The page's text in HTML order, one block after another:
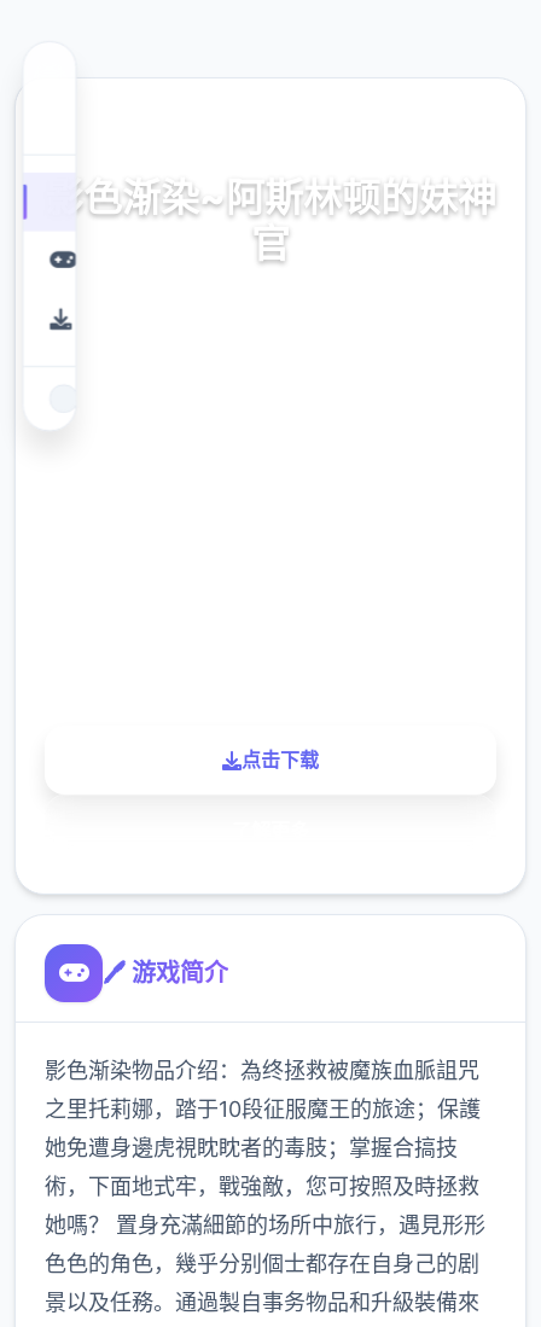
影色渐染~阿斯林顿的妹神
官
官法网址，安所有没有毒获取，极新式版版下
点击下载
🖊️ 游戏简介
影色渐染物品介绍：為终拯救被魔族血脈詛咒
之里托莉娜，踏于10段征服魔王的旅途；保護
她免遭身邊虎視眈眈者的毒肢；掌握合搞技
術，下面地式牢，戰強敵，您可按照及時拯救
她嗎？ 置身充滿細節的场所中旅行，遇見形形
色色的角色，幾乎分别個士都存在自身己的剧
景以及任務。通過製自事务物品和升級裝備來